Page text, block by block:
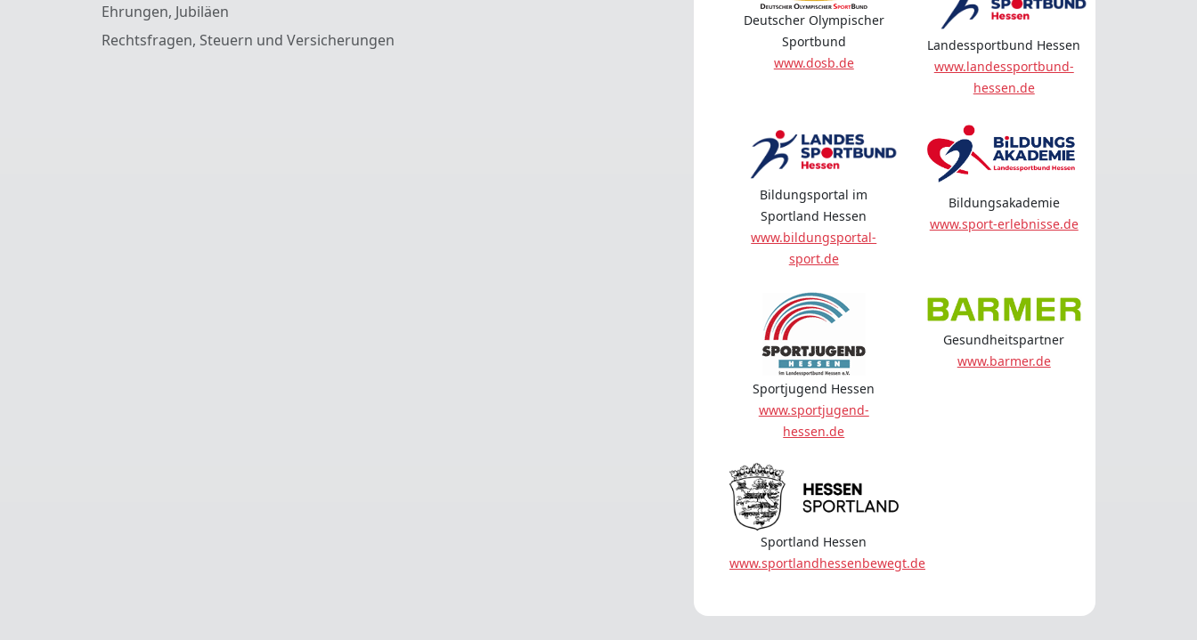
Ehrungen, Jubiläen
Rechtsfragen, Steuern und Versicherungen
Deutscher Olympischer
Sportbund
www.dosb.de
Landessportbund Hessen
www.landessportbund-
hessen.de
Bildungsportal im
Sportland Hessen
www.bildungsportal-
sport.de
Bildungsakademie
www.sport-erlebnisse.de
Sportjugend Hessen
www.sportjugend-
hessen.de
Gesundheitspartner
www.barmer.de
Sportland Hessen
www.sportlandhessenbewegt.de